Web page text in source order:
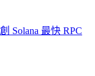
Solana 最快 RPC